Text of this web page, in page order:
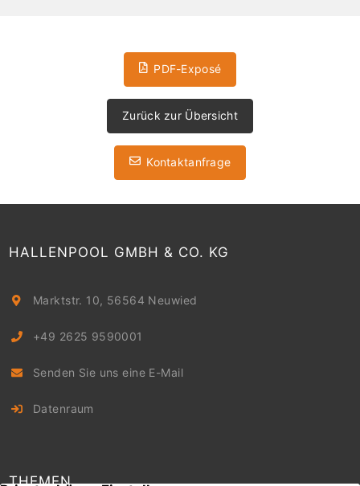
PDF-Exposé
Zurück zur Übersicht
Kontaktanfrage
HALLENPOOL GMBH & CO. KG
Marktstr. 10, 56564 Neuwied
+49 2625 9590001
Senden Sie uns eine E-Mail
Datenraum
THEMEN